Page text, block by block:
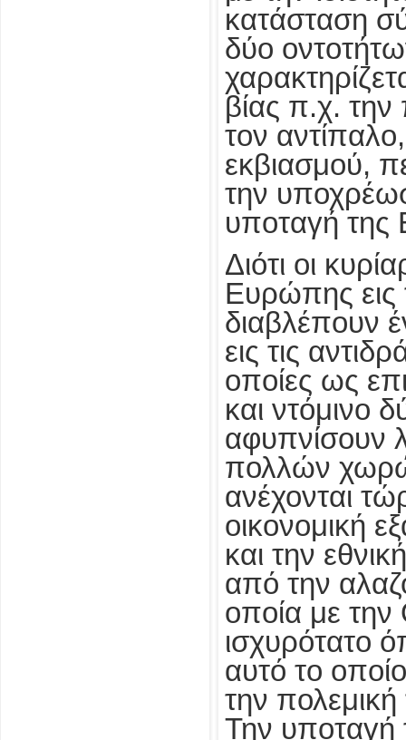
κατάσταση
δύο
βίας π.χ.
τον
εκβιασμού,
την
υποταγή της
Διότι οι
Ευρώπης εις
διαβλέπουν
εις τις
οποίες ως
και ντόμινο
αφυπνίσουν
πολλών
ανέχονται
οικονομική
και την
από την
οποία με την
ισχυρότατο
αυτό το
την
Την